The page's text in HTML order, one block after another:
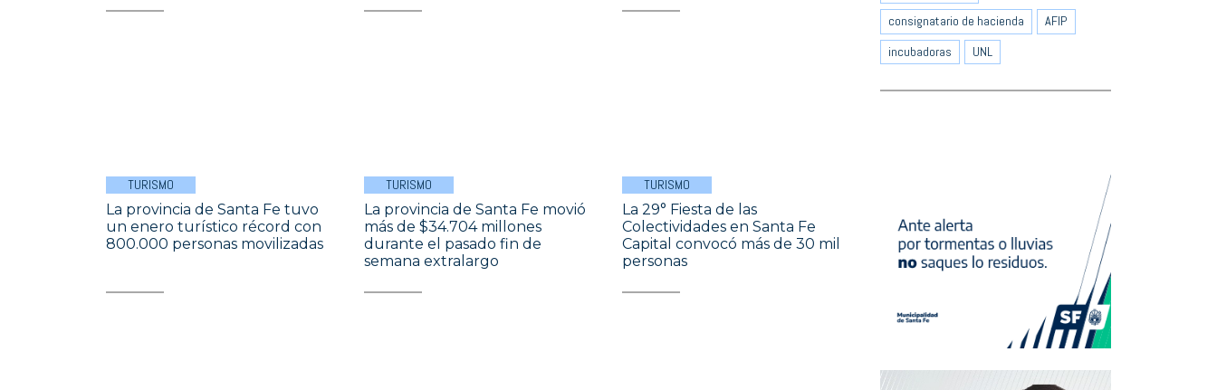
TURISMO
La provincia de Santa Fe tuvo
un enero turístico récord con
800.000 personas movilizadas
TURISMO
La provincia de Santa Fe movió
más de $34.704 millones
durante el pasado fin de
semana extralargo
TURISMO
La 29° Fiesta de las
Colectividades en Santa Fe
Capital convocó más de 30 mil
personas
consignatario de hacienda
AFIP
incubadoras
UNL